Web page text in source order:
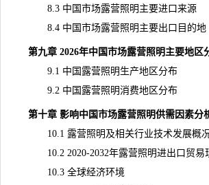
8.3 中国市场露营照明主要进口来源
8.4 中国市场露营照明主要出口目的地
第九章 2026年中国市场露营照明主要地区
9.1 中国露营照明生产地区分布
9.2 中国露营照明消费地区分布
第十章 影响中国市场露营照明供需因素分
10.1 露营照明及相关行业技术发展概
10.2 2020-2032年露营照明进出口贸易
10.3 全球经济环境